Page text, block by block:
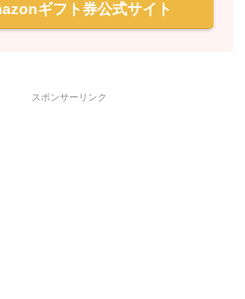
ギフト券公式サイト
スポンサーリンク